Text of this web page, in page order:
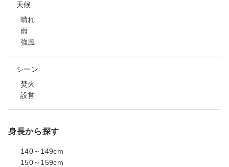
天候
晴れ
雨
強風
シーン
焚火
設営
身長から探す
140～149cm
150～159cm